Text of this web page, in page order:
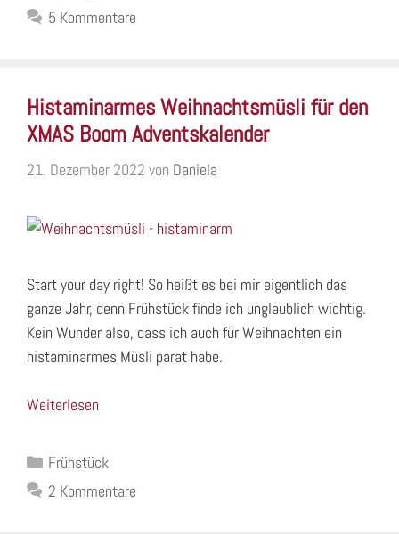
5 Kommentare
Histaminarmes Weihnachtsmüsli für den
XMAS Boom Adventskalender
21. Dezember 2022 von Daniela
Start your day right! So heißt es bei mir eigentlich das
ganze Jahr, denn Frühstück finde ich unglaublich wichtig.
Kein Wunder also, dass ich auch für Weihnachten ein
histaminarmes Müsli parat habe.
Weiterlesen
Kategorien
Frühstück
2 Kommentare